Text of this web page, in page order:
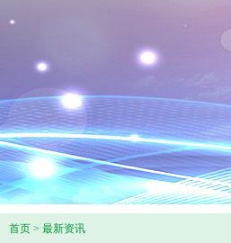
首页 > 最新资讯